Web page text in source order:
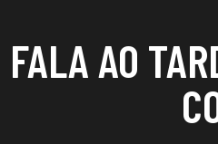
AO